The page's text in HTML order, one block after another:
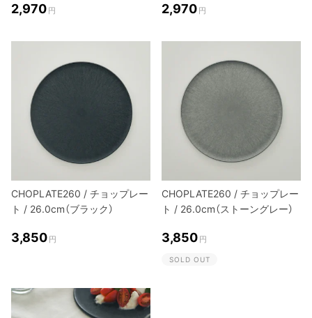
2,970 円 2,970 円
CHOPLATE260 / チョップレー
ト / 26.0cm（ブラック）
3,850 円
CHOPLATE260 / チョップレー
ト / 26.0cm（ストーングレー）
3,850 円
SOLD OUT